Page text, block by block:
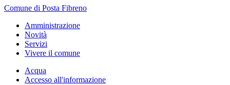
Comune di Posta Fibreno
Amministrazione
Novità
Servizi
Vivere il comune
Acqua
Accesso all'informazione